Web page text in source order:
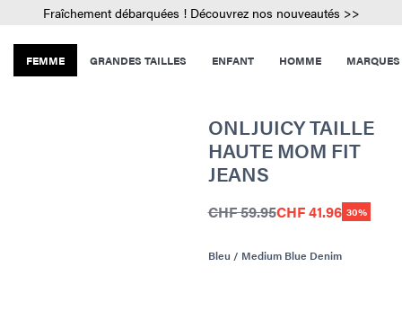
Fraîchement débarquées ! Découvrez nos nouveautés >>
FEMME GRANDES TAILLES ENFANT HOMME MARQUES
ONLJUICY TAILLE
HAUTE MOM FIT
JEANS
CHF 59.95CHF 41.96 30%
Bleu / Medium Blue Denim